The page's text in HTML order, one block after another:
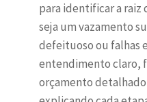
para identificar a
seja um vazamento
defeituoso ou falhas
entendimento claro,
orçamento